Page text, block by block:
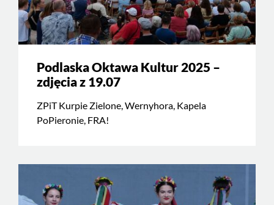
Podlaska Oktawa Kultur 2025 –
zdjęcia z 19.07
ZPiT Kurpie Zielone, Wernyhora, Kapela
PoPieronie, FRA!